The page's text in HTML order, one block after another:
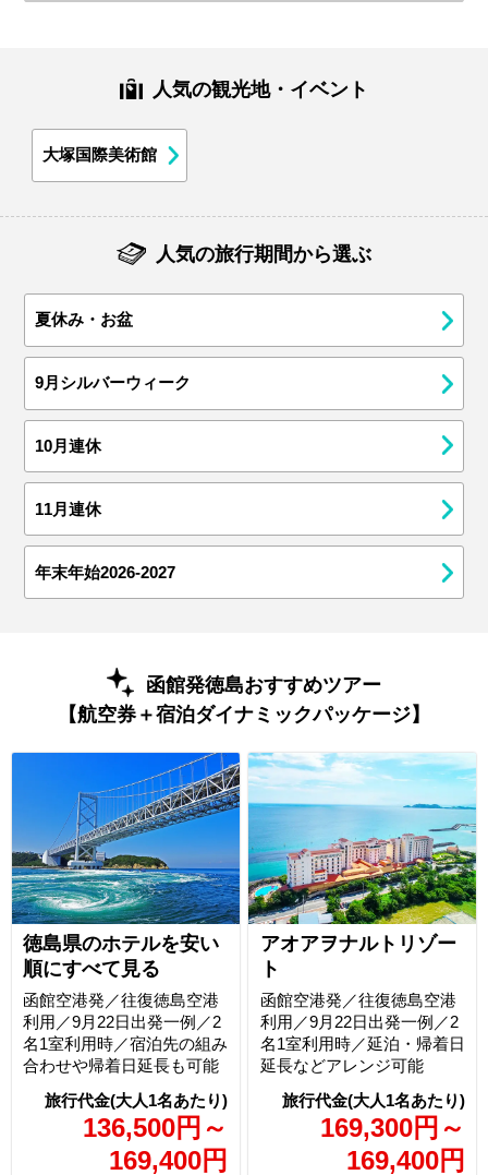
人気の観光地・イベント
大塚国際美術館
人気の旅行期間から選ぶ
夏休み・お盆
9月シルバーウィーク
10月連休
11月連休
年末年始2026-2027
函館発徳島おすすめツアー
【航空券＋宿泊ダイナミックパッケージ】
徳島県のホテルを安い
順にすべて見る
136,500円 ～
169,400円
函館空港発／往復徳島空港
利用／9月22日出発一例／2
名1室利用時／宿泊先の組み
合わせや帰着日延長も可能
アオアヲナルトリゾー
ト
169,300円 ～
169,400円
函館空港発／往復徳島空港
利用／9月22日出発一例／2
名1室利用時／延泊・帰着日
延長などアレンジ可能